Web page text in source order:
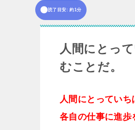
読了目安: 約1分
人間にとっ
むことだ。
人間にとっていち
各自の仕事に進歩